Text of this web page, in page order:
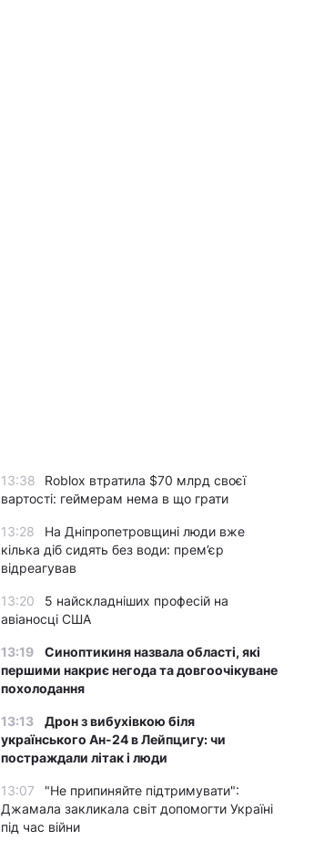
13:38
Roblox втратила $70 млрд своєї
вартості: геймерам нема в що грати
13:28
На Дніпропетровщині люди вже
кілька діб сидять без води: прем’єр
відреагував
13:20
5 найскладніших професій на
авіаносці США
13:19
Синоптикиня назвала області, які
першими накриє негода та довгоочікуване
похолодання
13:13
Дрон з вибухівкою біля
українського Ан-24 в Лейпцигу: чи
постраждали літак і люди
13:07
"Не припиняйте підтримувати":
Джамала закликала світ допомогти Україні
під час війни